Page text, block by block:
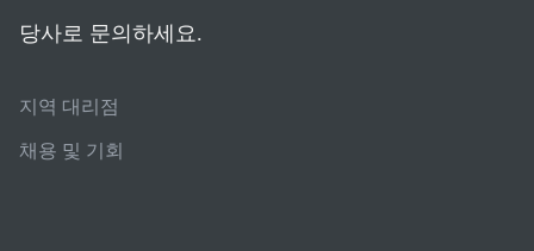
당사로 문의하세요.
지역 대리점
채용 및 기회